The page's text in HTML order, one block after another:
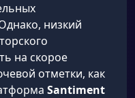
низкий
на скорое
отметки, как
Santiment